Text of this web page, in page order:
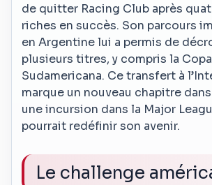
de quitter Racing Club après
riches en succès. Son parcours
en Argentine lui a permis de
plusieurs titres, y compris la Copa
Sudamericana. Ce transfert à
marque un nouveau chapitre
une incursion dans la Major
pourrait redéfinir son avenir.
Le challenge